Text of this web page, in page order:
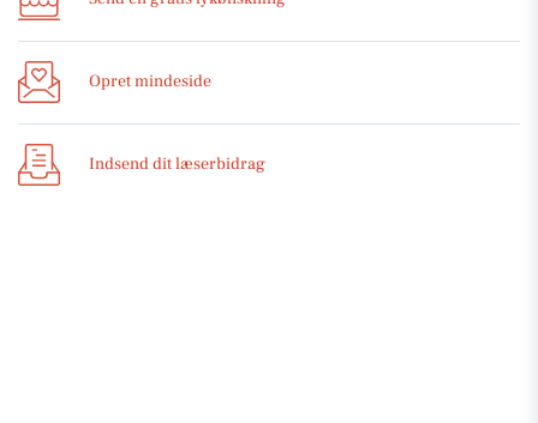
Opret mindeside
Indsend dit læserbidrag